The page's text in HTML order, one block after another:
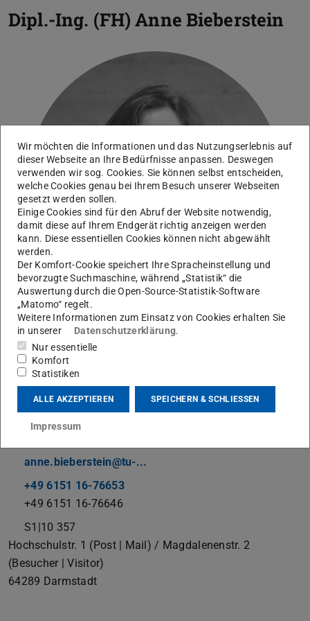
Dipl.-Ing. (FH) Anne Bieberstein
Bild: HDA
Arbeitsbereich E-Learning
Arbeitsgebiet(e)
Kommunikation (Web & Blog) , Learning Analytics Projekt
anne.bieberstein@tu-...
+49 6151 16-76653
+49 6151 16-76646
S1|10 357
Hochschulstr. 1 (Post | Mail) / Magdalenenstr. 2
(Besucher | Visitor)
64289 Darmstadt
Wir möchten die Informationen und das Nutzungserlebnis auf
dieser Webseite an Ihre Bedürfnisse anpassen. Deswegen
verwenden wir sog. Cookies. Sie können selbst entscheiden,
welche Cookies genau bei Ihrem Besuch unserer Webseiten
gesetzt werden sollen.
Einige Cookies sind für den Abruf der Website notwendig,
damit diese auf Ihrem Endgerät richtig anzeigen werden
kann. Diese essentiellen Cookies können nicht abgewählt
werden.
Der Komfort-Cookie speichert Ihre Spracheinstellung und
bevorzugte Suchmaschine, während „Statistik“ die
Auswertung durch die Open-Source-Statistik-Software
„Matomo“ regelt.
Weitere Informationen zum Einsatz von Cookies erhalten Sie
in unserer
Datenschutzerklärung.
Nur essentielle
Komfort
Statistiken
ALLE AKZEPTIEREN SPEICHERN & SCHLIESSEN
Impressum